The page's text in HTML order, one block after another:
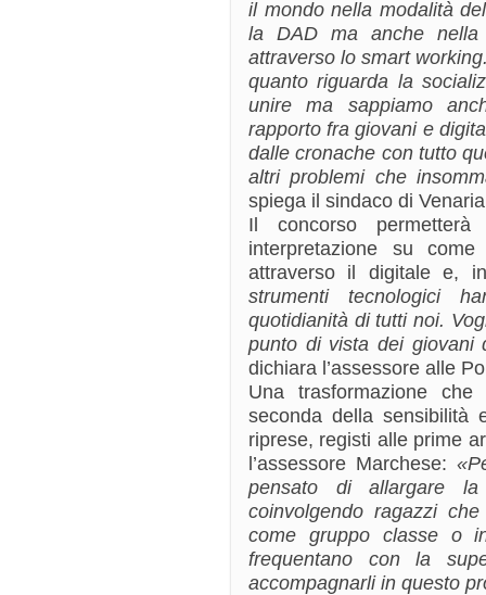
il mondo nella modalità
la DAD ma anche nella
attraverso lo smart
quanto riguarda la
unire ma sappiamo
rapporto fra giovani e
dalle cronache con tutto
altri problemi che
spiega il sindaco di
Il concorso
interpretazione su
attraverso il digitale e,
strumenti tecnologici
quotidianità di tutti noi.
punto di vista dei giovani
dichiara l’assessore alle
Una trasformazione
seconda della
riprese, registi alle prime
l’assessore Marchese:
pensato di allargare la
coinvolgendo ragazzi
come gruppo classe o
frequentano con la
accompagnarli in questo